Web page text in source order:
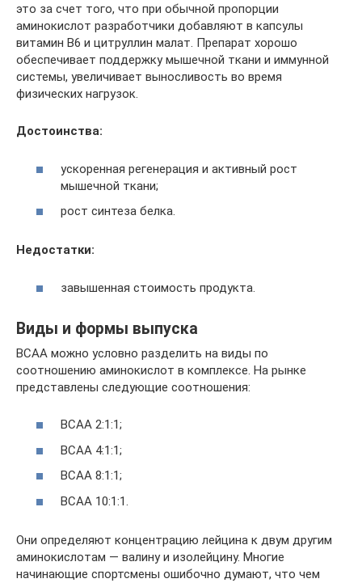
это за счет того, что при обычной пропорции
аминокислот разработчики добавляют в капсулы
витамин B6 и цитруллин малат. Препарат хорошо
обеспечивает поддержку мышечной ткани и иммунной
системы, увеличивает выносливость во время
физических нагрузок.
Достоинства:
ускоренная регенерация и активный рост
мышечной ткани;
рост синтеза белка.
Недостатки:
завышенная стоимость продукта.
Виды и формы выпуска
ВСАА можно условно разделить на виды по
соотношению аминокислот в комплексе. На рынке
представлены следующие соотношения:
ВСАА 2:1:1;
ВСАА 4:1:1;
ВСАА 8:1:1;
ВСАА 10:1:1.
Они определяют концентрацию лейцина к двум другим
аминокислотам — валину и изолейцину. Многие
начинающие спортсмены ошибочно думают, что чем